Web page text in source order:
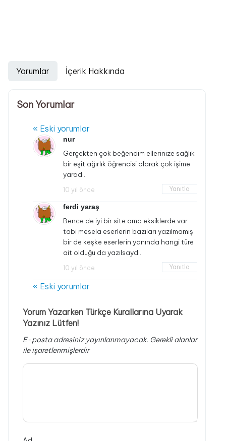
Yorumlar İçerik Hakkında
Son Yorumlar
« Eski yorumlar
nur
Gerçekten çok beğendim ellerinize sağlık
bir eşit ağırlık öğrencisi olarak çok işime
yaradı.
10 yıl önce Yanıtla
ferdi yaraş
Bence de iyi bir site ama eksiklerde var
tabi mesela eserlerin bazıları yazılmamış
bir de keşke eserlerin yanında hangi türe
ait olduğu da yazılsaydı.
10 yıl önce Yanıtla
« Eski yorumlar
Yorum Yazarken Türkçe Kurallarına Uyarak
Yazınız Lütfen!
E-posta adresiniz yayınlanmayacak. Gerekli alanlar
ile işaretlenmişlerdir